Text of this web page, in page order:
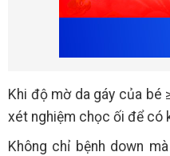
Khi độ mờ da gáy của bé
xét nghiệm chọc ối để có
Không chỉ bệnh down